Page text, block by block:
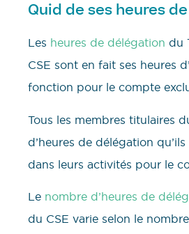
Quid de ses heures
Les heures de délégation du
CSE sont en fait ses heures
fonction pour le compte
Tous les membres titulaires
d’heures de délégation
dans leurs activités pour le
Le nombre d’heures de
du CSE varie selon le